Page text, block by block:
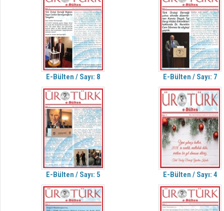
E-Bülten / Sayı: 8 E-Bülten / Sayı: 7
E-Bülten / Sayı: 5 E-Bülten / Sayı: 4